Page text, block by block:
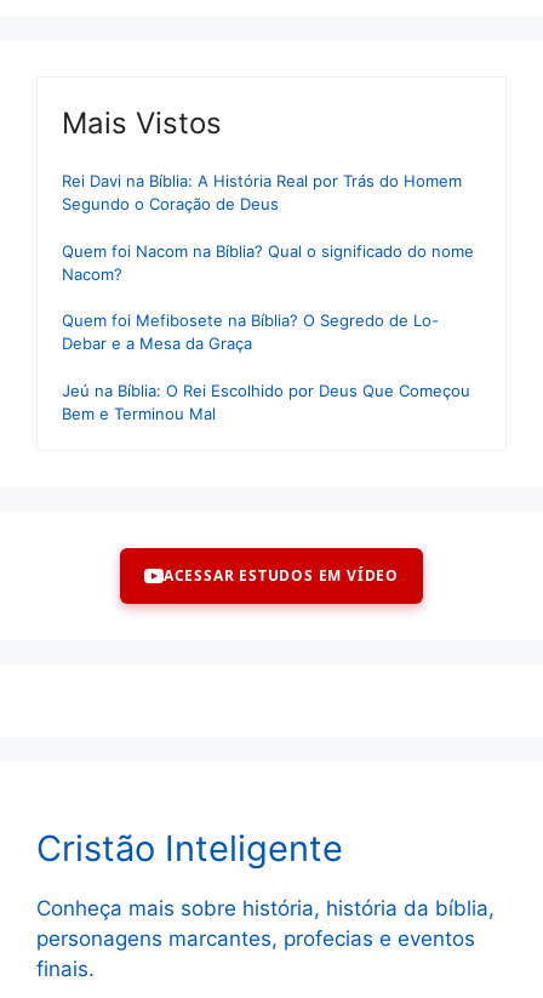
Mais Vistos
Rei Davi na Bíblia: A História Real por Trás do Homem
Segundo o Coração de Deus
Quem foi Nacom na Bíblia? Qual o significado do nome
Nacom?
Quem foi Mefibosete na Bíblia? O Segredo de Lo-
Debar e a Mesa da Graça
Jeú na Bíblia: O Rei Escolhido por Deus Que Começou
Bem e Terminou Mal
ACESSAR ESTUDOS EM VÍDEO
Cristão Inteligente
Conheça mais sobre história, história da bíblia,
personagens marcantes, profecias e eventos
finais.